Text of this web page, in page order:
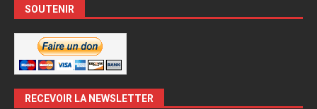
SOUTENIR
RECEVOIR LA NEWSLETTER